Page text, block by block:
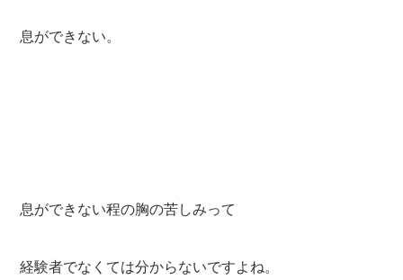
息ができない。
息ができない程の胸の苦しみって
経験者でなくては分からないですよね。